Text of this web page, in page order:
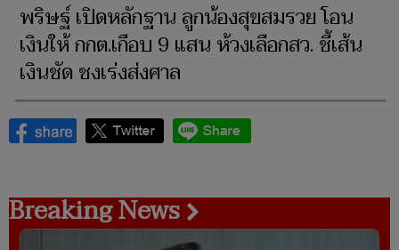
พริษฐ์ เปิดหลักฐาน ลูกน้องสุขสมรวย โอน
เงินให้ กกต.เกือบ 9 แสน ห้วงเลือกสว. ชี้เส้น
เงินชัด ชงเร่งส่งศาล
Breaking News